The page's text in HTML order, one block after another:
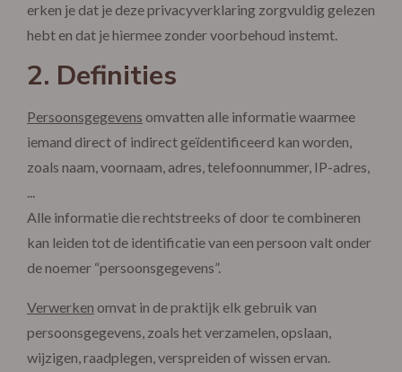
erken je dat je deze privacyverklaring zorgvuldig gelezen
hebt en dat je hiermee zonder voorbehoud instemt.
2. Definities
Persoonsgegevens omvatten alle informatie waarmee
iemand direct of indirect geïdentificeerd kan worden,
zoals naam, voornaam, adres, telefoonnummer, IP-adres,
...
Alle informatie die rechtstreeks of door te combineren
kan leiden tot de identificatie van een persoon valt onder
de noemer “persoonsgegevens”.
Verwerken omvat in de praktijk elk gebruik van
persoonsgegevens, zoals het verzamelen, opslaan,
wijzigen, raadplegen, verspreiden of wissen ervan.